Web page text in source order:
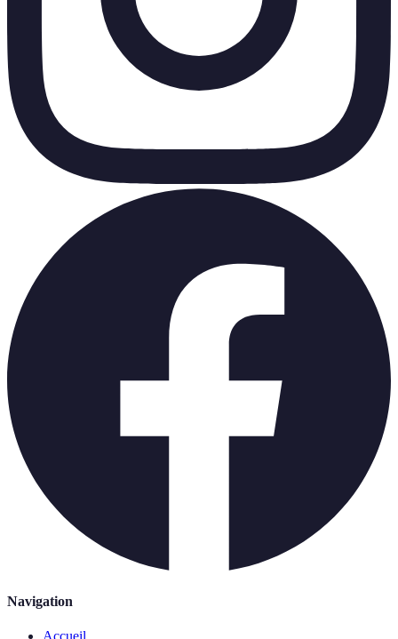
Navigation